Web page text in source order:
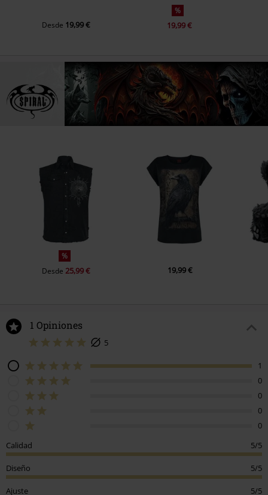
Desde 19,99 €
%
19,99 €
%
Desde 25,99 € 19,99 €
1 Opiniones
5
1
0
0
0
0
Calidad
5/5
Diseño 5/5
Ajuste 5/5